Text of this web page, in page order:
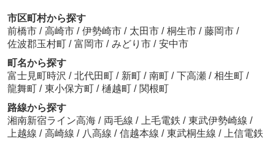
市区町村から探す
前橋市 / 高崎市 / 伊勢崎市 / 太田市 / 桐生市 / 藤岡市 /
佐波郡玉村町 / 富岡市 / みどり市 / 安中市
町名から探す
富士見町時沢 / 北代田町 / 新町 / 南町 / 下高瀬 / 相生町 /
龍舞町 / 東小保方町 / 樋越町 / 関根町
路線から探す
湘南新宿ライン高海 / 両毛線 / 上毛電鉄 / 東武伊勢崎線 /
上越線 / 高崎線 / 八高線 / 信越本線 / 東武桐生線 /
上信電鉄